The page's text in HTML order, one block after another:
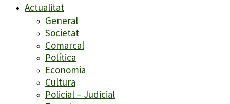
Actualitat
General
Societat
Comarcal
Política
Economia
Cultura
Policial – Judicial